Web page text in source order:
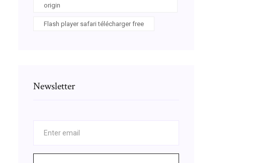
origin
Flash player safari télécharger free
Newsletter